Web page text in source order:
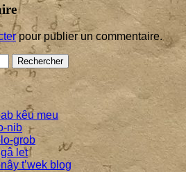
pour publier un commentaire.
kêu meu
nib
grob
let
t’wek blog